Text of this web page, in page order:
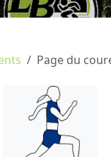
Page du